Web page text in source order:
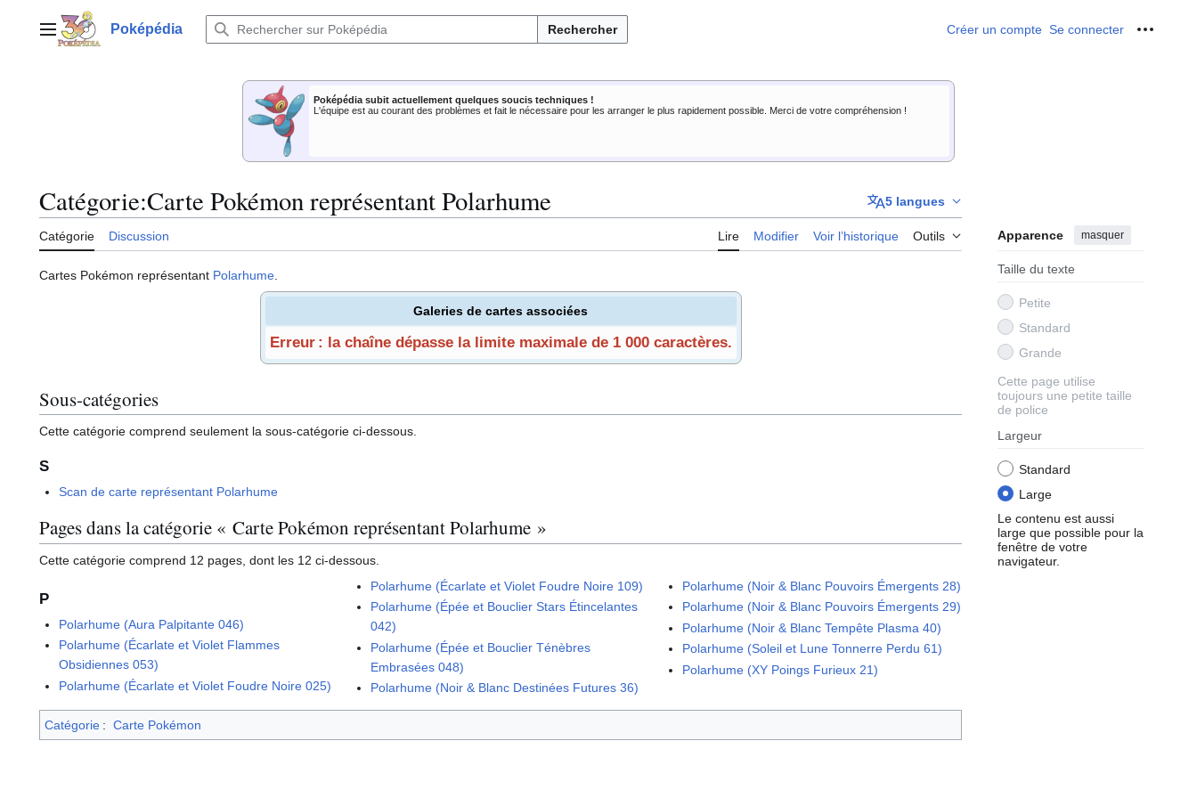
contenuMenu principalPoképédia Rechercher Créer un compte Se connecter Outils
Poképédia subit actuellement quelques soucis techniques !
L'équipe est au courant des problèmes et fait le nécessaire pour les arranger le plus rapidement possible. Merci de votre compréhension !
Catégorie:Carte Pokémon représentant Polarhume 5 langues
Catégorie Discussion Lire Modifier Voir l’historique Outils Apparence masquer
Taille du texte
Petite
Standard
Grande
Cette page utilise
toujours une petite taille
de police
Largeur
Standard
Large
Le contenu est aussi
large que possible pour la
fenêtre de votre
navigateur.
Cartes Pokémon représentant Polarhume
Galeries de cartes associées
Erreur : la chaîne dépasse la limite maximale de 1 000 caractères.
Sous-catégories
Cette catégorie comprend seulement la sous-catégorie ci-dessous.
S
Scan de carte représentant Polarhume
Pages dans la catégorie « Carte Pokémon représentant Polarhume »
Cette catégorie comprend 12 pages, dont les 12 ci-dessous.
P
Polarhume (Aura Palpitante 046)
Polarhume (Écarlate et Violet Flammes
Obsidiennes 053)
Polarhume (Écarlate et Violet Foudre Noire 025)
Polarhume (Écarlate et Violet Foudre Noire 109)
Polarhume (Épée et Bouclier Stars Étincelantes
042)
Polarhume (Épée et Bouclier Ténèbres
Embrasées 048)
Polarhume (Noir & Blanc Destinées Futures 36)
Polarhume (Noir & Blanc Pouvoirs Émergents 28)
Polarhume (Noir & Blanc Pouvoirs Émergents 29)
Polarhume (Noir & Blanc Tempête Plasma 40)
Polarhume (Soleil et Lune Tonnerre Perdu 61)
Polarhume (XY Poings Furieux 21)
Catégorie : Carte Pokémon